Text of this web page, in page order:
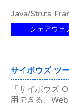
Java/Struts
シェアウェ
サイボウズ ツ
「サイボウズ
用できる、